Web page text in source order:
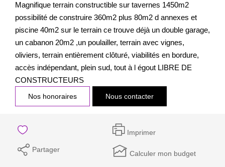
Magnifique terrain constructible sur tavernes 1450m2
possibilité de construire 360m2 plus 80m2 d annexes et
piscine 40m2 sur le terrain ce trouve déjà un double garage,
un cabanon 20m2 ,un poulailler, terrain avec vignes,
oliviers, terrain entièrement clôturé, viabilités en bordure,
accès indépendant, plein sud, tout à l égout LIBRE DE
CONSTRUCTEURS
Nos honoraires Nous contacter
Imprimer
Partager Calculer mon budget